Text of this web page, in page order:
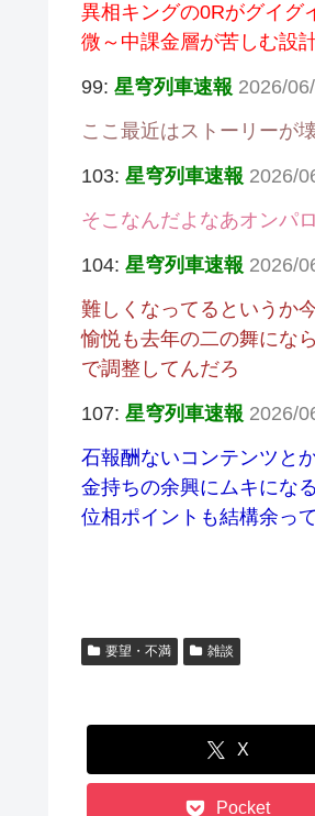
異相キングの0Rがグイグ
微～中課金層が苦しむ設
99: 星穹列車速報 2026/
ここ最近はストーリーが
103: 星穹列車速報 2026/
そこなんだよなあオンパ
104: 星穹列車速報 2026/
難しくなってるというか
愉悦も去年の二の舞にな
で調整してんだろ
107: 星穹列車速報 2026/
石報酬ないコンテンツと
金持ちの余興にムキにな
位相ポイントも結構余っ
要望・不満 雑談
X
Pocket